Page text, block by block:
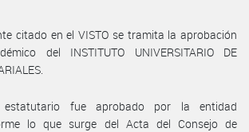
citado en el VISTO se tramita la aprobación
del INSTITUTO UNIVERSITARIO DE
fue aprobado por la entidad
lo que surge del Acta del Consejo de